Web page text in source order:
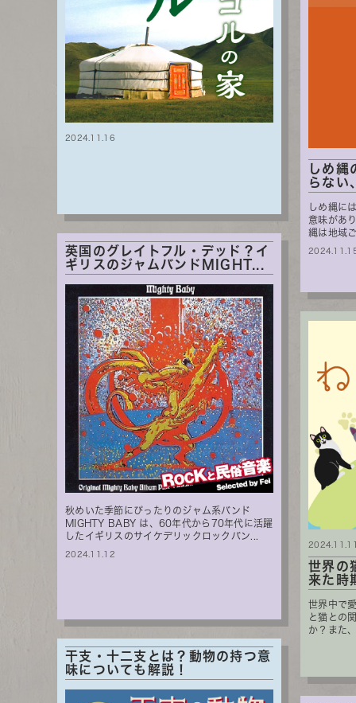
2024.11.16
しめ縄
らない
しめ縄に
意味があ
縄は地域
英国のグレイトフル・デッド？イ
ギリスのジャムバンドMIGHT...
秋めいた季節にぴったりのジャム系バンド
MIGHTY BABY は、60年代から70年代に活躍
したイギリスのサイケデリックロックバン...
2024.11.12
世界の
来た時
世界中で
と猫との
か？また
2024.11.11
干支・十二支とは？動物の持つ意
味についても解説！